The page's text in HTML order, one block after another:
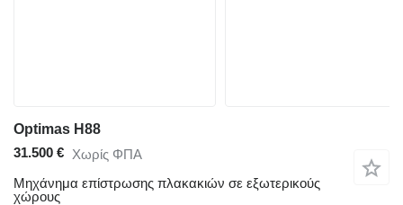
Optimas H88
31.500 € Χωρίς ΦΠΑ
Μηχάνημα επίστρωσης πλακακιών σε εξωτερικούς
χώρους